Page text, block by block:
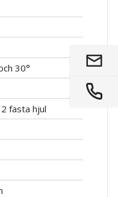
30°
fasta hjul